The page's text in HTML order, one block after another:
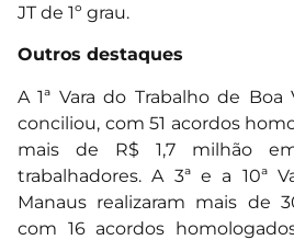
JT de 1º grau.
Outros destaques
A 1ª Vara do Trabalho de
conciliou, com 51 acordos
mais de R$ 1,7 milhão
trabalhadores. A 3ª e a 10ª
Manaus realizaram mais de
com 16 acordos